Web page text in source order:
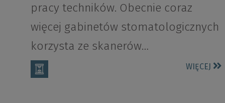
pracy techników. Obecnie coraz
więcej gabinetów stomatologicznych
korzysta ze skanerów…
WIĘCEJ